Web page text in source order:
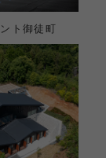
ト御徒町